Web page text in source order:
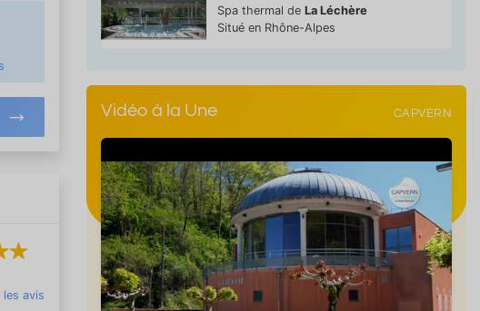
les avis
Spa thermal de La Léchère
Situé en Rhône-Alpes
Vidéo à la Une CAPVERN